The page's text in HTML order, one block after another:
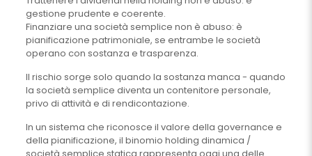
gestione prudente e coerente.
Finanziare una società semplice non è abuso: è
pianificazione patrimoniale, se entrambe le società
operano con sostanza e trasparenza.
Il rischio sorge solo quando la sostanza manca - quando
la società semplice diventa un contenitore personale,
privo di attività e di rendicontazione.
In un sistema che riconosce il valore della governance e
della pianificazione, il binomio holding dinamica /